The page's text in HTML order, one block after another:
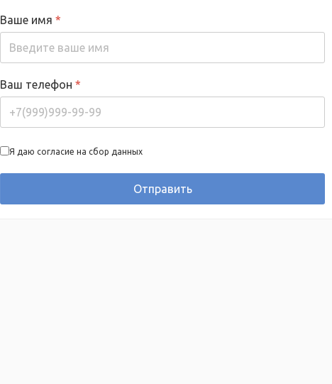
Ваше имя *
Ваш телефон *
Я даю согласие на сбор данных
Отправить